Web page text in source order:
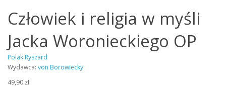
Człowiek i religia w myśli
Jacka Woronieckiego OP
Polak Ryszard
Wydawca: von Borowiecky
49,90 zł